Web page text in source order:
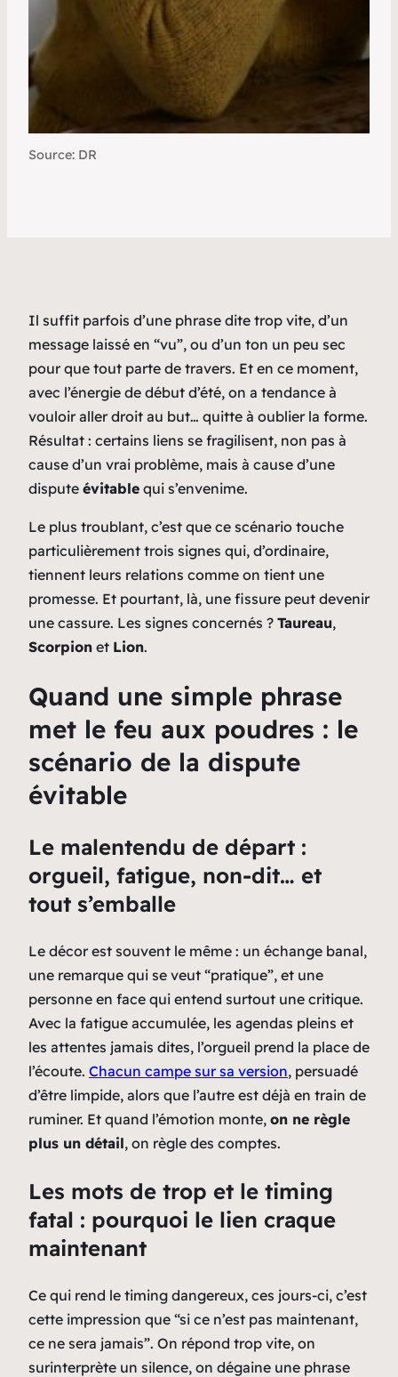
Source: DR
Il suffit parfois d’une phrase dite trop vite, d’un
message laissé en “vu”, ou d’un ton un peu sec
pour que tout parte de travers. Et en ce moment,
avec l’énergie de début d’été, on a tendance à
vouloir aller droit au but… quitte à oublier la forme.
Résultat : certains liens se fragilisent, non pas à
cause d’un vrai problème, mais à cause d’une
dispute évitable qui s’envenime.
Le plus troublant, c’est que ce scénario touche
particulièrement trois signes qui, d’ordinaire,
tiennent leurs relations comme on tient une
promesse. Et pourtant, là, une fissure peut devenir
une cassure. Les signes concernés ? Taureau,
Scorpion et Lion.
Quand une simple phrase
met le feu aux poudres : le
scénario de la dispute
évitable
Le malentendu de départ :
orgueil, fatigue, non-dit… et
tout s’emballe
Le décor est souvent le même : un échange banal,
une remarque qui se veut “pratique”, et une
personne en face qui entend surtout une critique.
Avec la fatigue accumulée, les agendas pleins et
les attentes jamais dites, l’orgueil prend la place de
l’écoute. Chacun campe sur sa version, persuadé
d’être limpide, alors que l’autre est déjà en train de
ruminer. Et quand l’émotion monte, on ne règle
plus un détail, on règle des comptes.
Les mots de trop et le timing
fatal : pourquoi le lien craque
maintenant
Ce qui rend le timing dangereux, ces jours-ci, c’est
cette impression que “si ce n’est pas maintenant,
ce ne sera jamais”. On répond trop vite, on
surinterprète un silence, on dégaine une phrase